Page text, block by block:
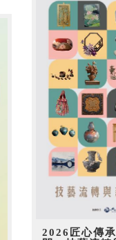
2026匠心傳